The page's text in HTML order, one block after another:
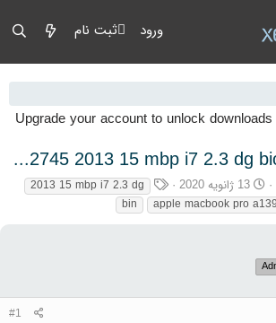
ورود ثبت نام
apple macbook pro a1398 emc 2745 2013 15 mbp i7 2.3
تاریخ شروع
13 ژانویه 2020 برچسب‌ها
2013 15 mbp i7 2.3 dg
apple macbook pro
bin
#1